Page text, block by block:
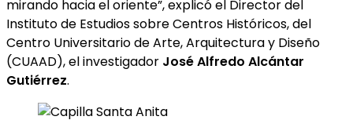
mirando hacia el oriente”, explicó el Director del
Instituto de Estudios sobre Centros Históricos, del
Centro Universitario de Arte, Arquitectura y Diseño
(CUAAD), el investigador José Alfredo Alcántar
Gutiérrez.